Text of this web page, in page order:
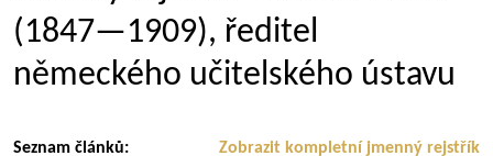
(1847—1909), ředitel
německého učitelského ústavu
Zobrazit kompletní jmenný rejstřík
Seznam článků: